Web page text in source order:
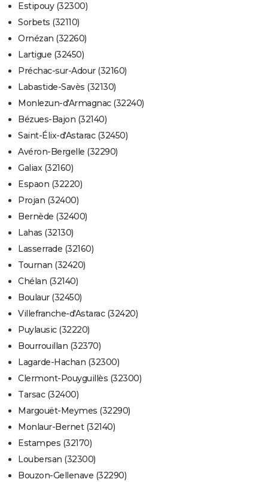
Estipouy (32300)
Sorbets (32110)
Ornézan (32260)
Lartigue (32450)
Préchac-sur-Adour (32160)
Labastide-Savès (32130)
Monlezun-d'Armagnac (32240)
Bézues-Bajon (32140)
Saint-Élix-d'Astarac (32450)
Avéron-Bergelle (32290)
Galiax (32160)
Espaon (32220)
Projan (32400)
Bernède (32400)
Lahas (32130)
Lasserrade (32160)
Tournan (32420)
Chélan (32140)
Boulaur (32450)
Villefranche-d'Astarac (32420)
Puylausic (32220)
Bourrouillan (32370)
Lagarde-Hachan (32300)
Clermont-Pouyguillès (32300)
Tarsac (32400)
Margouët-Meymes (32290)
Monlaur-Bernet (32140)
Estampes (32170)
Loubersan (32300)
Bouzon-Gellenave (32290)